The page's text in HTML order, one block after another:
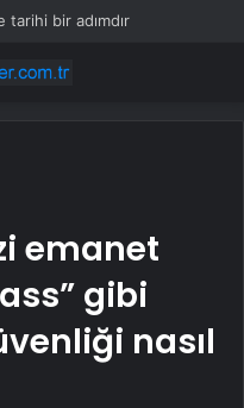
bir adımdır
emanet
gibi
nasıl